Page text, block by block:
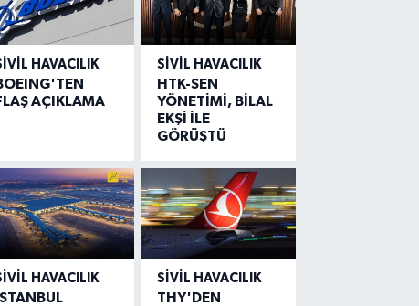
HAVACILIK
AÇIKLAMA
SIVIL HAVACILIK
HTK-SEN
YÖNETİMİ, BİLAL
EKŞİ İLE
GÖRÜŞTÜ
HAVACILIK
İSTANBUL
SIVIL HAVACILIK
THY'DEN